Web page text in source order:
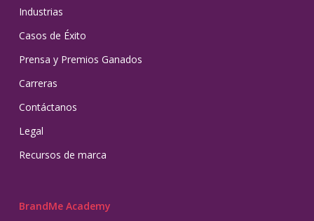
Industrias
Casos de Éxito
Prensa y Premios Ganados
Carreras
Contáctanos
Legal
Recursos de marca
BrandMe Academy